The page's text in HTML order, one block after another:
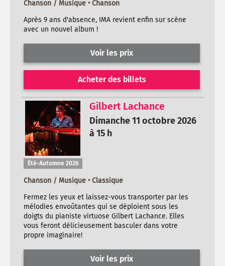
Chanson / Musique • Chanson
Après 9 ans d'absence, IMA revient enfin sur scène
avec un nouvel album !
Voir les prix
Acheter des billets
Gilbert Lachance
Dimanche 11 octobre 2026
à 15 h
Été-Automne 2026
Chanson / Musique • Classique
Fermez les yeux et laissez-vous transporter par les
mélodies envoûtantes qui se déploient sous les
doigts du pianiste virtuose Gilbert Lachance. Elles
vous feront délicieusement basculer dans votre
propre imaginaire!
Voir les prix